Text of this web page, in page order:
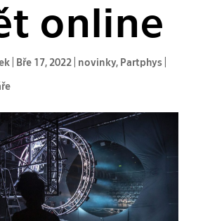
online
| Bře 17, 2022| novinky, Partphys|